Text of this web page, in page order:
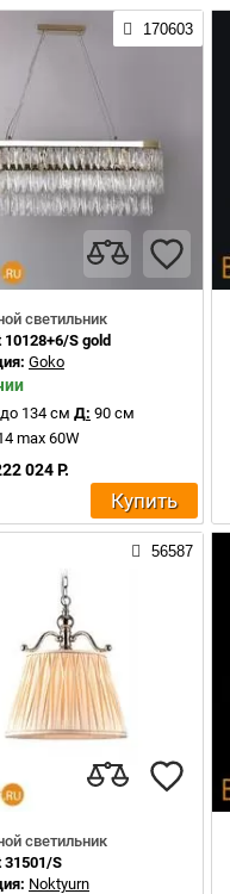
170603
светильник
S gold
Goko
134 см Д: 90 см
max 60W
024 Р.
Купить
56587
светильник
31501/S
Noktyurn